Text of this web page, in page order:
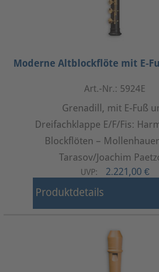
Moderne Altblockflöte mit E-
Art.-Nr.: 5924E
Grenadill, mit E-Fuß
Dreifachklappe E/F/Fis:
Blockflöten –
Tarasov/Joachim
UVP: 2.221,00 €
Produktdetails